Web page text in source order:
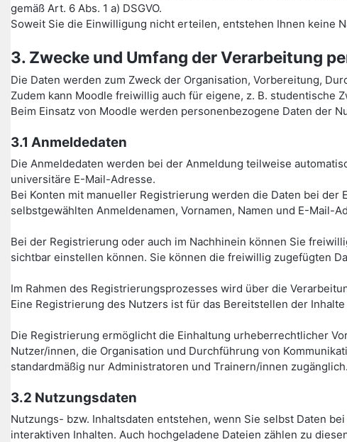
gemäß Art. 6 Abs. 1 a) DSGVO.
Soweit Sie die Einwilligung nicht erteilen, entstehen Ihnen keine
3. Zwecke und Umfang der Verarbeitung
Die Daten werden zum Zweck der Organisation, Vorbereitung,
Zudem kann Moodle freiwillig auch für eigene, z. B. studentische
Beim Einsatz von Moodle werden personenbezogene Daten der
3.1 Anmeldedaten
Die Anmeldedaten werden bei der Anmeldung teilweise
universitäre E-Mail-Adresse.
Bei Konten mit manueller Registrierung werden die Daten bei
selbstgewählten Anmeldenamen, Vornamen, Namen und E-Mail-
Bei der Registrierung oder auch im Nachhinein können Sie
sichtbar einstellen können. Sie können die freiwillig zugefügten
Im Rahmen des Registrierungsprozesses wird über die
Eine Registrierung des Nutzers ist für das Bereitstellen der
Die Registrierung ermöglicht die Einhaltung urheberrechtlicher
Nutzer/innen, die Organisation und Durchführung von
standardmäßig nur Administratoren und Trainern/innen zugänglich.
3.2 Nutzungsdaten
Nutzungs- bzw. Inhaltsdaten entstehen, wenn Sie selbst Daten
interaktiven Inhalten. Auch hochgeladene Dateien zählen zu